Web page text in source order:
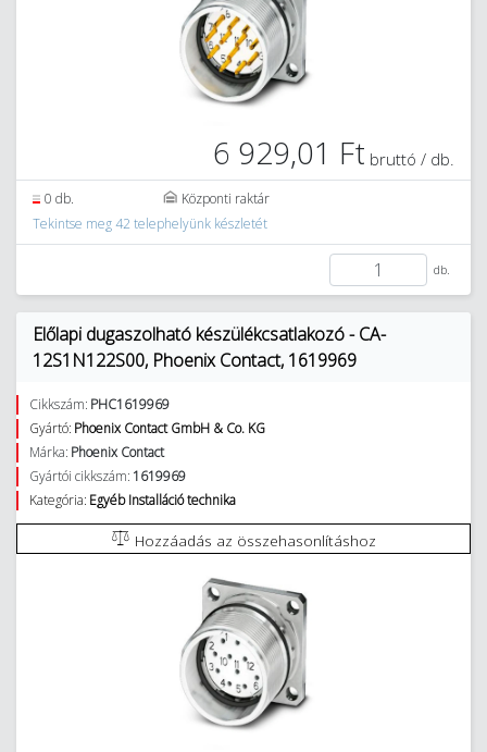
6 929,01 Ft bruttó / db.
0 db.
Központi raktár
Tekintse meg 42 telephelyünk készletét
db.
Előlapi dugaszolható készülékcsatlakozó - CA-
12S1N122S00, Phoenix Contact, 1619969
Cikkszám: PHC1619969
Gyártó: Phoenix Contact GmbH & Co. KG
Márka: Phoenix Contact
Gyártói cikkszám: 1619969
Kategória: Egyéb Installáció technika
Hozzáadás az összehasonlításhoz